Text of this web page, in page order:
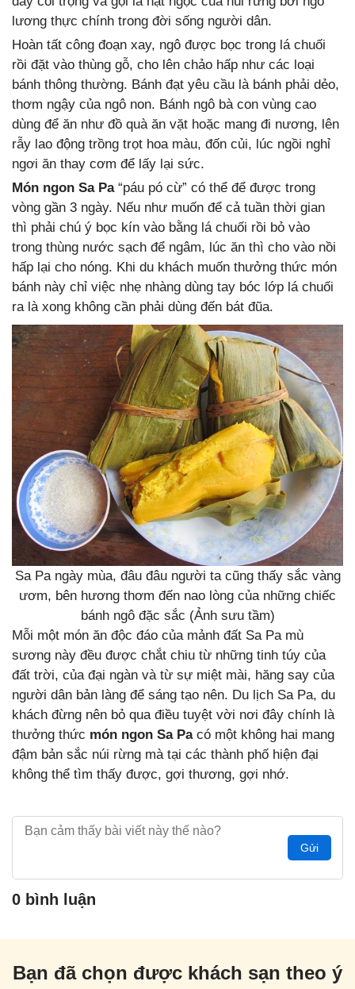
lương thực chính trong đời sống người dân.
Hoàn tất công đoạn xay, ngô được bọc trong lá chuối
rồi đặt vào thùng gỗ, cho lên chảo hấp như các loại
bánh thông thường. Bánh đạt yêu cầu là bánh phải dẻo,
thơm ngậy của ngô non. Bánh ngô bà con vùng cao
dùng để ăn như đồ quà ăn vặt hoặc mang đi nương, lên
rẫy lao động trồng trọt hoa màu, đốn củi, lúc ngồi nghỉ
ngơi ăn thay cơm để lấy lại sức.
Món ngon Sa Pa“páu pó cừ” có thể để được trong
vòng gần 3 ngày. Nếu như muốn để cả tuần thời gian
thì phải chú ý bọc kín vào bằng lá chuối rồi bỏ vào
trong thùng nước sạch để ngâm, lúc ăn thì cho vào nồi
hấp lại cho nóng. Khi du khách muốn thưởng thức món
bánh này chỉ việc nhẹ nhàng dùng tay bóc lớp lá chuối
ra là xong không cần phải dùng đến bát đũa.
Sa Pa ngày mùa, đâu đâu người ta cũng thấy sắc vàng
ươm, bên hương thơm đến nao lòng của những chiếc
bánh ngô đặc sắc (Ảnh sưu tầm)
Mỗi một món ăn độc đáo của mảnh đất Sa Pa mù
sương này đều được chắt chiu từ những tinh túy của
đất trời, của đại ngàn và từ sự miệt mài, hăng say của
người dân bản làng để sáng tạo nên. Du lịch Sa Pa, du
khách đừng nên bỏ qua điều tuyệt vời nơi đây chính là
thưởng thức món ngon Sa Pacó một không hai mang
đậm bản sắc núi rừng mà tại các thành phố hiện đại
không thể tìm thấy được, gợi thương, gợi nhớ.
Gửi
0 bình luận
Bạn đã chọn được khách sạn theo ý